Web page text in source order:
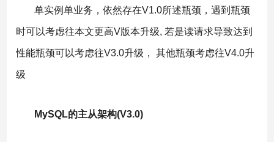
单实例单业务，依然存在V1.0所述瓶颈，遇到瓶颈
时可以考虑往本文更高V版本升级, 若是读请求导致达到
性能瓶颈可以考虑往V3.0升级， 其他瓶颈考虑往V4.0升
级
MySQL的主从架构(V3.0)